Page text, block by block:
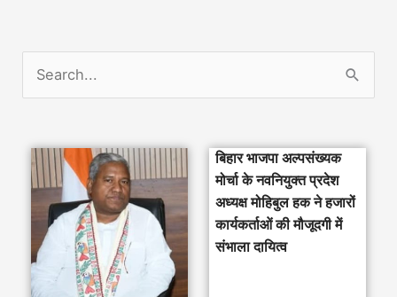
बिहार भाजपा अल्पसंख्यक
मोर्चा के नवनियुक्त प्रदेश
अध्यक्ष मोहिबुल हक ने हजारों
कार्यकर्ताओं की मौजूदगी में
संभाला दायित्व